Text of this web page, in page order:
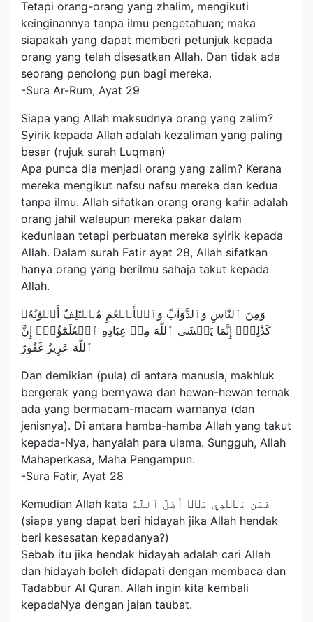
Tetapi orang-orang yang zhalim, mengikuti
keinginannya tanpa ilmu pengetahuan; maka
siapakah yang dapat memberi petunjuk kepada
orang yang telah disesatkan Allah. Dan tidak ada
seorang penolong pun bagi mereka.
-Sura Ar-Rum, Ayat 29
Siapa yang Allah maksudnya orang yang zalim?
Syirik kepada Allah adalah kezaliman yang paling
besar (rujuk surah Luqman)
Apa punca dia menjadi orang yang zalim? Kerana
mereka mengikut nafsu nafsu mereka dan kedua
tanpa ilmu. Allah sifatkan orang orang kafir adalah
orang jahil walaupun mereka pakar dalam
keduniaan tetapi perbuatan mereka syirik kepada
Allah. Dalam surah Fatir ayat 28, Allah sifatkan
hanya orang yang berilmu sahaja takut kepada
Allah.
وَمِنَ ٱلنَّاسِ وَٱلدَّوَآبِّ وَٱلۡأَنۡعَٰمِ مُخۡتَلِفٌ أَلۡوَٰنُهُۥ
كَذَٰلِكَۗ إِنَّمَا يَخۡشَى ٱللَّهَ مِنۡ عِبَادِهِ ٱلۡعُلَمَٰٓؤُاْۗ إِنَّ
ٱللَّهَ عَزِيزٌ غَفُورٌ
Dan demikian (pula) di antara manusia, makhluk
bergerak yang bernyawa dan hewan-hewan ternak
ada yang bermacam-macam warnanya (dan
jenisnya). Di antara hamba-hamba Allah yang takut
kepada-Nya, hanyalah para ulama. Sungguh, Allah
Mahaperkasa, Maha Pengampun.
-Sura Fatir, Ayat 28
Kemudian Allah kata فَمَن يَهۡدِي مَنۡ أَضَلَّ ٱللَّهُ
(siapa yang dapat beri hidayah jika Allah hendak
beri kesesatan kepadanya?)
Sebab itu jika hendak hidayah adalah cari Allah
dan hidayah boleh didapati dengan membaca dan
Tadabbur Al Quran. Allah ingin kita kembali
kepadaNya dengan jalan taubat.